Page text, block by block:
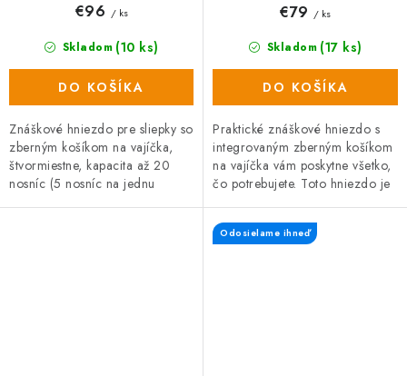
Skladom (10 ks)
€96 / ks
DO KOŠÍKA
Znáškové hniezdo pre sliepky so
zberným košíkom na vajíčka,
štvormiestne, kapacita až 20
nosníc (5 nosníc na jednu
Skladom (17 ks)
€79 / ks
DO KOŠÍKA
Praktické znáškové hniezdo s
integrovaným zberným košíkom
na vajíčka vám poskytne všetko,
čo potrebujete. Toto hniezdo je
Odosielame ihneď